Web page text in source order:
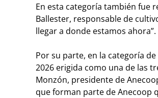
En esta categoría también fue
Ballester, responsable de
llegar a donde estamos ahora”.
Por su parte, en la categoría de
2026 erigida como una de las
Monzón, presidente de
que forman parte de Anecoop